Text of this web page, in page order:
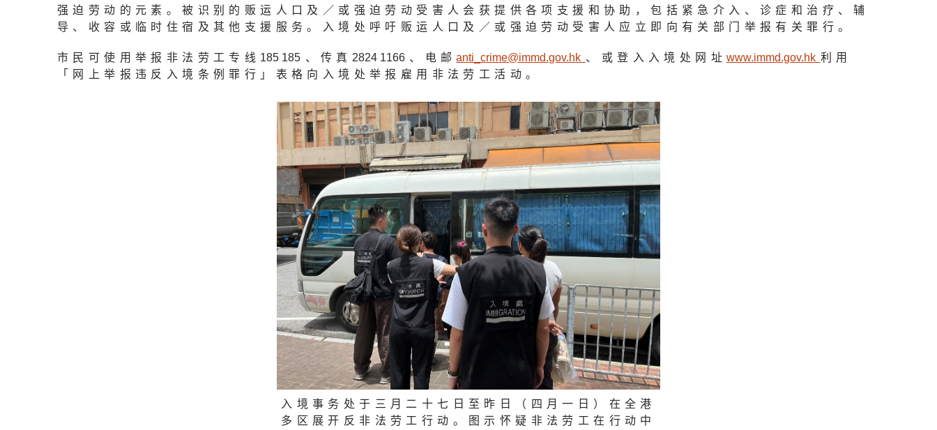
强迫劳动的元素。被识别的贩运人口及／或强迫劳动受害人会获提供各项支援和协助，包括紧急介入、诊症和治疗、辅
导、收容或临时住宿及其他支援服务。入境处呼吁贩运人口及／或强迫劳动受害人应立即向有关部门举报有关罪行。
市民可使用举报非法劳工专线 185 185、传真 2824 1166、电邮anti_crime@immd.gov.hk 、或登入入境处网址 www.immd.gov.hk 利用
「网上举报违反入境条例罪行」表格向入境处举报雇用非法劳工活动。
入境事务处于三月二十七日至昨日（四月一日）在全港
多区展开反非法劳工行动。图示怀疑非法劳工在行动中